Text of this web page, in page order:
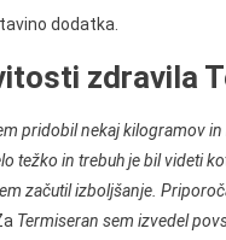
dodatka.
zdravila
pridobil nekaj kilogramov
težko in trebuh je bil videti
začutil izboljšanje.
Termiseran sem izvedel